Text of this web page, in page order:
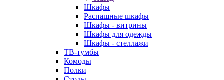
Шкафы
Распашные шкафы
Шкафы - витрины
Шкафы для одежды
Шкафы - стеллажи
ТВ-тумбы
Комоды
Полки